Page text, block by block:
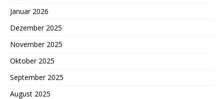
Januar 2026
Dezember 2025
November 2025
Oktober 2025
September 2025
August 2025